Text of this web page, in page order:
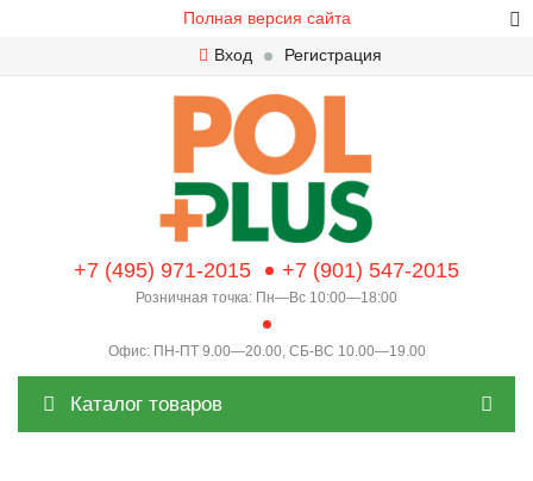
Полная версия сайта
Вход
Регистрация
+7 (495) 971-2015 +7 (901) 547-2015
Розничная точка: Пн—Вс 10:00—18:00
Офис: ПН-ПТ 9.00—20.00, СБ-ВС 10.00—19.00
Каталог товаров